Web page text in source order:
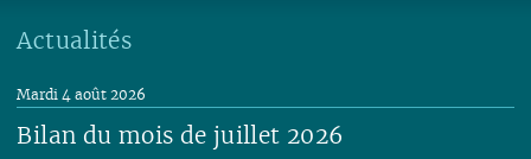
01
02
02
01
Actualités
Bilan du mois de juillet 2026
Mardi 4 août 2026